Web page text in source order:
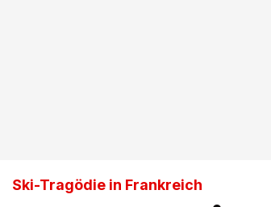
Ski-Tragödie in Frankreich